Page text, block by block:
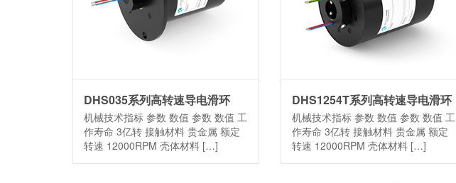
DHS035系列高转速导电滑环
机械技术指标 参数 数值 参数 数值 工
作寿命 3亿转 接触材料 贵金属 额定
转速 12000RPM 壳体材料 […]
DHS1254T系列高转速导电滑环
机械技术指标 参数 数值 参数 数值 工
作寿命 3亿转 接触材料 贵金属 额定
转速 12000RPM 壳体材料 […]